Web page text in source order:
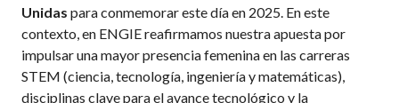
Unidas para conmemorar este día en 2025. En este
contexto, en ENGIE reafirmamos nuestra apuesta por
impulsar una mayor presencia femenina en las carreras
STEM (ciencia, tecnología, ingeniería y matemáticas),
disciplinas clave para el avance tecnológico y la